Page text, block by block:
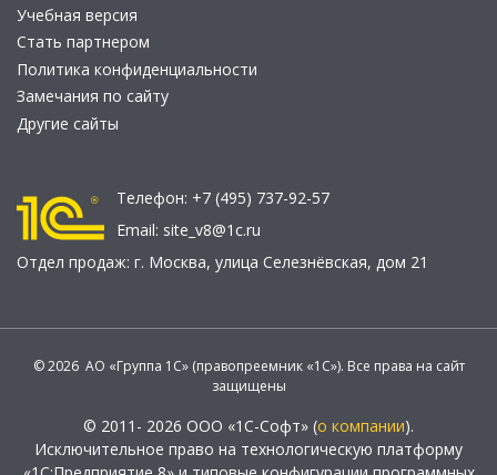
Учебная версия
Стать партнером
Политика конфиденциальности
Замечания по сайту
Другие сайты
Телефон: +7 (495) 737-92-57
Email: site_v8@1c.ru
Отдел продаж: г. Москва, улица Селезнёвская, дом 21
© 2026 АО «Группа 1С» (правопреемник «1С»). Все права на сайт
защищены
© 2011- 2026 ООО «1С-Софт» (о компании).
Исключительное право на технологическую платформу